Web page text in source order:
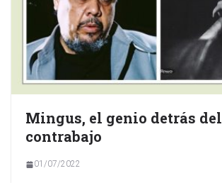
Mingus, el genio detrás del
contrabajo
01/07/2022